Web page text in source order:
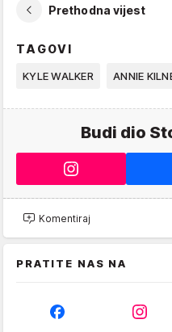
Prethodna vijest
TAGOVI
KYLE WALKER ANNIE
Budi dio
Komentiraj
PRATITE NAS NA